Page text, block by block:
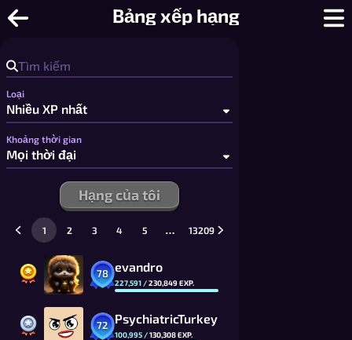
Bảng xếp hạng
Nối 4 Hàng - Nối 4 Hàng Nhiều
Loại
Khoảng thời gian
Hạng của tôi
78 evandro
227,591 /230,849EXP.
72 PsychiatricTurkey
100,995 /130,308EXP.
1 2 3 4 5 … 13209